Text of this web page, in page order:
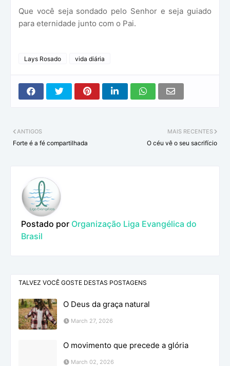
Que você seja sondado pelo Senhor e seja guiado
para eternidade junto com o Pai.
Lays Rosado vida diária
MAIS RECENTES
O céu vê o seu sacrifício
ANTIGOS
Forte é a fé compartilhada
Postado por Organização Liga Evangélica do
Brasil
TALVEZ VOCÊ GOSTE DESTAS POSTAGENS
O Deus da graça natural
March 27, 2026
O movimento que precede a glória
March 02, 2026